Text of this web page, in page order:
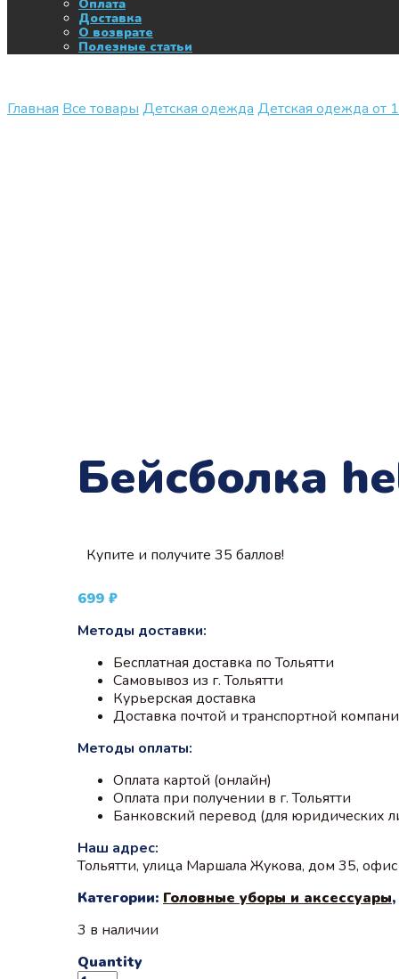
Оплата
Доставка
О возврате
Полезные статьи
Главная Все товары Детская одежда Детская одежда от
Бейсболка
Купите и получите 35 баллов!
699 ₽
Методы доставки:
Бесплатная доставка по Тольятти
Самовывоз из г. Тольятти
Курьерская доставка
Доставка почтой и транспортной
Методы оплаты:
Оплата картой (онлайн)
Оплата при получении в г. Тольятти
Банковский перевод (для юридических
Наш адрес:
Тольятти, улица Маршала Жукова, дом 35,
Категории: Головные уборы и аксессуары,
3 в наличии
Quantity